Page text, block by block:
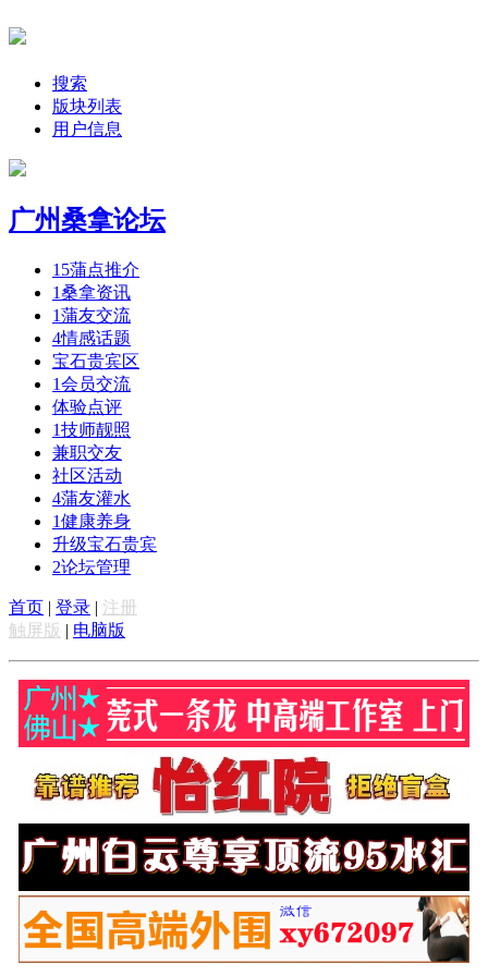
搜索
版块列表
用户信息
广州桑拿论坛
15蒲点推介
1桑拿资讯
1蒲友交流
4情感话题
宝石贵宾区
1会员交流
体验点评
1技师靓照
兼职交友
社区活动
4蒲友灌水
1健康养身
升级宝石贵宾
2论坛管理
首页 | 登录 | 注册
触屏版 | 电脑版